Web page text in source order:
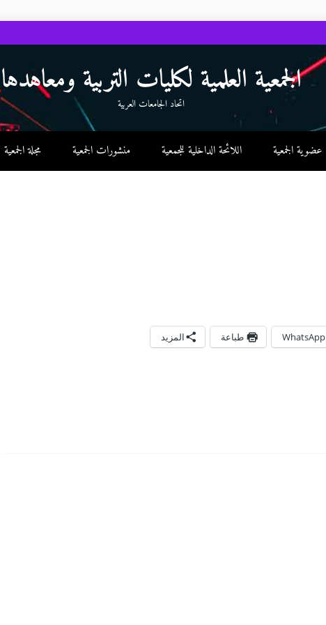
الجمعية العلمية لكليات التربية ومعاهدها
اتحاد الجامعات العربية
عضوية الجمعية اللائحة الداخلية للجمعية منشورات الجمعية مجلة الجمعية
WhatsApp طباعة المزيد